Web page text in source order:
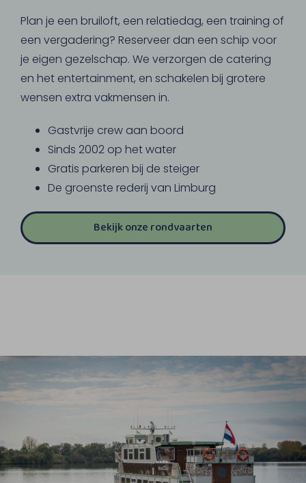
Plan je een bruiloft, een relatiedag, een training of
een vergadering? Reserveer dan een schip voor
je eigen gezelschap. We verzorgen de catering
en het entertainment, en schakelen bij grotere
wensen extra vakmensen in.
Gastvrije crew aan boord
Sinds 2002 op het water
Gratis parkeren bij de steiger
De groenste rederij van Limburg
Bekijk onze rondvaarten